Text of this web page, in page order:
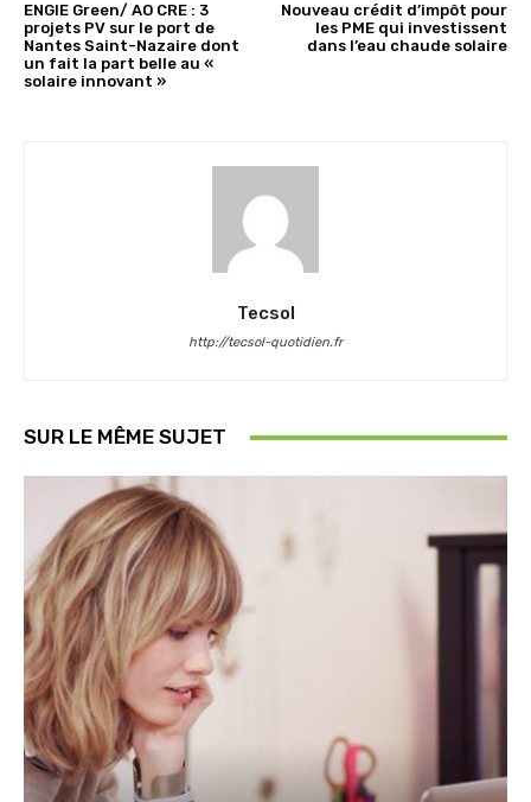
ENGIE Green/ AO CRE : 3
projets PV sur le port de
Nantes Saint-Nazaire dont
un fait la part belle au «
solaire innovant »
Nouveau crédit d’impôt pour
les PME qui investissent
dans l’eau chaude solaire
Tecsol
http://tecsol-quotidien.fr
SUR LE MÊME SUJET